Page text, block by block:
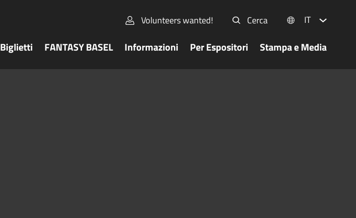
Volunteers wanted! Cerca IT
Biglietti FANTASY BASEL Informazioni Per Espositori Stampa e Media